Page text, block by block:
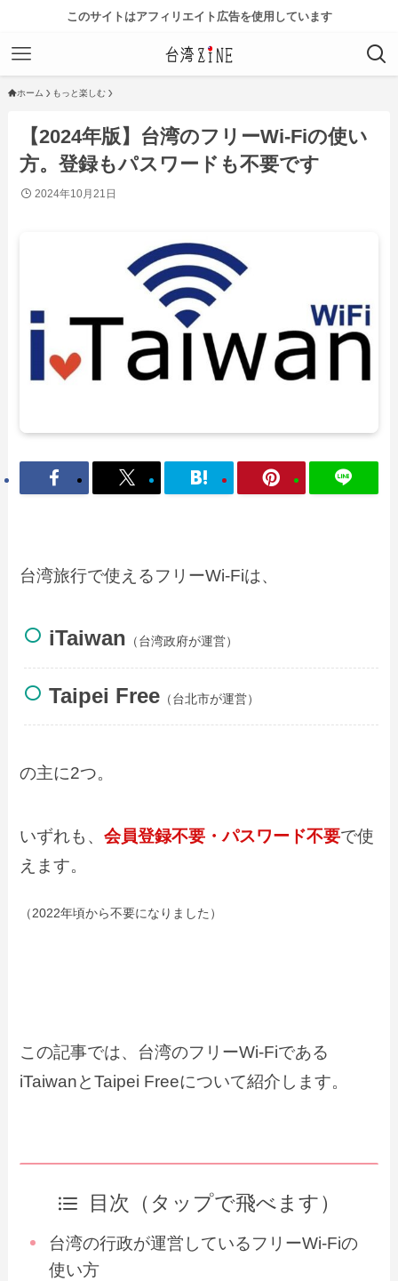
このサイトはアフィリエイト広告を使用しています
ホーム もっと楽しむ
【2024年版】台湾のフリーWi-Fiの使い
方。登録もパスワードも不要です
2024年10月21日
台湾旅行で使えるフリーWi-Fiは、
iTaiwan （台湾政府が運営）
Taipei Free （台北市が運営）
の主に2つ。
いずれも、会員登録不要・パスワード不要で使
えます。
（2022年頃から不要になりました）
この記事では、台湾のフリーWi-Fiである
iTaiwanとTaipei Freeについて紹介します。
目次（タップで飛べます）
台湾の行政が運営しているフリーWi-Fiの
使い方